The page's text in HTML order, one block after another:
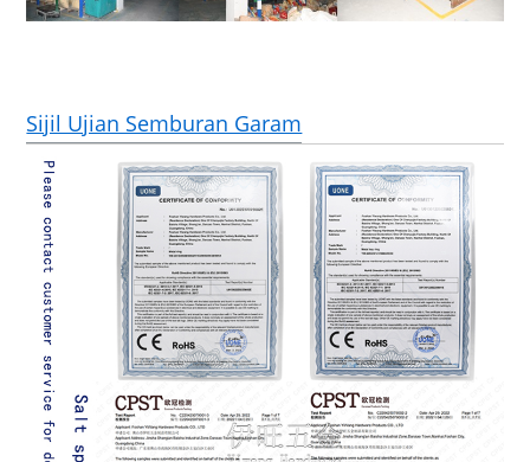
Sijil Ujian Semburan Garam